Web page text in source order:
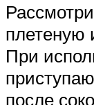
плетеную
При
после